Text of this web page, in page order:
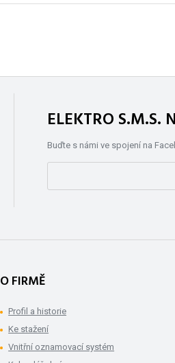
ELEKTRO S.M.S.
Buďte s námi ve spojení na
O FIRMĚ
Profil a historie
Ke stažení
Vnitřní oznamovací systém